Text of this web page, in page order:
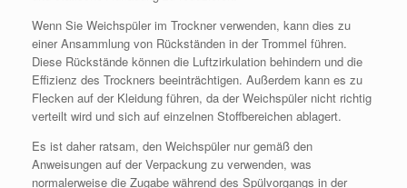
Wenn Sie Weichspüler im Trockner verwenden, kann dies zu
einer Ansammlung von Rückständen in der Trommel führen.
Diese Rückstände können die Luftzirkulation behindern und die
Effizienz des Trockners beeinträchtigen. Außerdem kann es zu
Flecken auf der Kleidung führen, da der Weichspüler nicht richtig
verteilt wird und sich auf einzelnen Stoffbereichen ablagert.
Es ist daher ratsam, den Weichspüler nur gemäß den
Anweisungen auf der Verpackung zu verwenden, was
normalerweise die Zugabe während des Spülvorgangs in der